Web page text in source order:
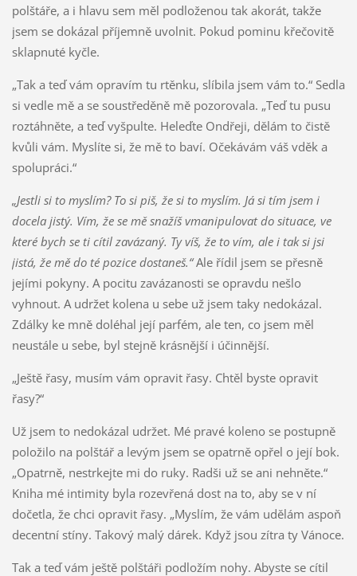
polštáře, a i hlavu sem měl podloženou tak akorát, takže
jsem se dokázal příjemně uvolnit. Pokud pominu křečovitě
sklapnuté kyčle.
„Tak a teď vám opravím tu rtěnku, slíbila jsem vám to.“ Sedla
si vedle mě a se soustředěně mě pozorovala. „Teď tu pusu
roztáhněte, a teď vyšpulte. Heleďte Ondřeji, dělám to čistě
kvůli vám. Myslíte si, že mě to baví. Očekávám váš vděk a
spolupráci.“
„Jestli si to myslím? To si piš, že si to myslím. Já si tím jsem i
docela jistý. Vím, že se mě snažíš vmanipulovat do situace, ve
které bych se ti cítil zavázaný. Ty víš, že to vím, ale i tak si jsi
jistá, že mě do té pozice dostaneš.“Ale řídil jsem se přesně
jejími pokyny. A pocitu zavázanosti se opravdu nešlo
vyhnout. A udržet kolena u sebe už jsem taky nedokázal.
Zdálky ke mně doléhal její parfém, ale ten, co jsem měl
neustále u sebe, byl stejně krásnější i účinnější.
„Ještě řasy, musím vám opravit řasy. Chtěl byste opravit
řasy?“
Už jsem to nedokázal udržet. Mé pravé koleno se postupně
položilo na polštář a levým jsem se opatrně opřel o její bok.
„Opatrně, nestrkejte mi do ruky. Radši už se ani nehněte.“
Kniha mé intimity byla rozevřená dost na to, aby se v ní
dočetla, že chci opravit řasy. „Myslím, že vám udělám aspoň
decentní stíny. Takový malý dárek. Když jsou zítra ty Vánoce.
Tak a teď vám ještě polštáři podložím nohy. Abyste se cítil